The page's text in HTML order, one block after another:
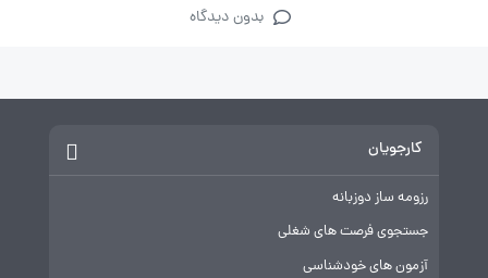
بدون دیدگاه
کارجویان
رزومه ساز دوزبانه
جستجوی فرصت های شغلی
آزمون های خودشناسی